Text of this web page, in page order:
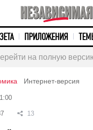
ПРИЛОЖЕНИЯ
на полную
Интернет-версия
13